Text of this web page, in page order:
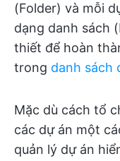
(Folder) và mỗi
dạng danh sách
thiết để hoàn
trong danh sách
Mặc dù cách tổ
các dự án một
quản lý dự án